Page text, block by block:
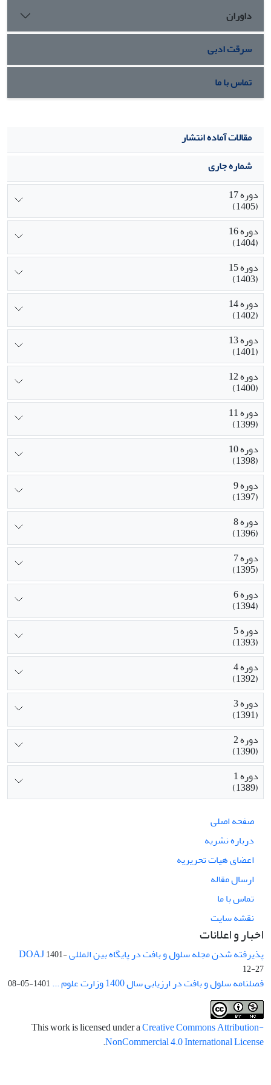
cygnea
به عنوان بیومارکرهای هیستوپاتولوژیکی بسیار مناسبی
جهت پایش اثرات این فلز در محیط آبی پیشنهاد می‏شود و روند
زمانی ظهور تغییرات، دقت این شاخص‏ها را افزایش می‏دهد.
داوران
سرقت ادبی
تماس با ما
مقالات آماده انتشار
شماره جاری
دوره 17
(1405)
دوره 16
(1404)
دوره 15
(1403)
دوره 14
(1402)
دوره 13
(1401)
دوره 12
(1400)
دوره 11
(1399)
دوره 10
(1398)
دوره 9
(1397)
دوره 8
(1396)
دوره 7
(1395)
دوره 6
(1394)
دوره 5
(1393)
دوره 4
(1392)
دوره 3
(1391)
دوره 2
(1390)
دوره 1
(1389)
صفحه اصلی
درباره نشریه
اعضای هیات تحریریه
ارسال مقاله
تماس با ما
نقشه سایت
اخبار و اعلانات
پذیرفته شدن مجله سلول و بافت در پایگاه بین المللی DOAJ1401-
12-27
فصلنامه سلول و بافت در ارزیابی سال 1400 وزارت علوم ... 1401-05-08
This work is licensed under aCreative Commons Attribution-
NonCommercial 4.0 International License
.